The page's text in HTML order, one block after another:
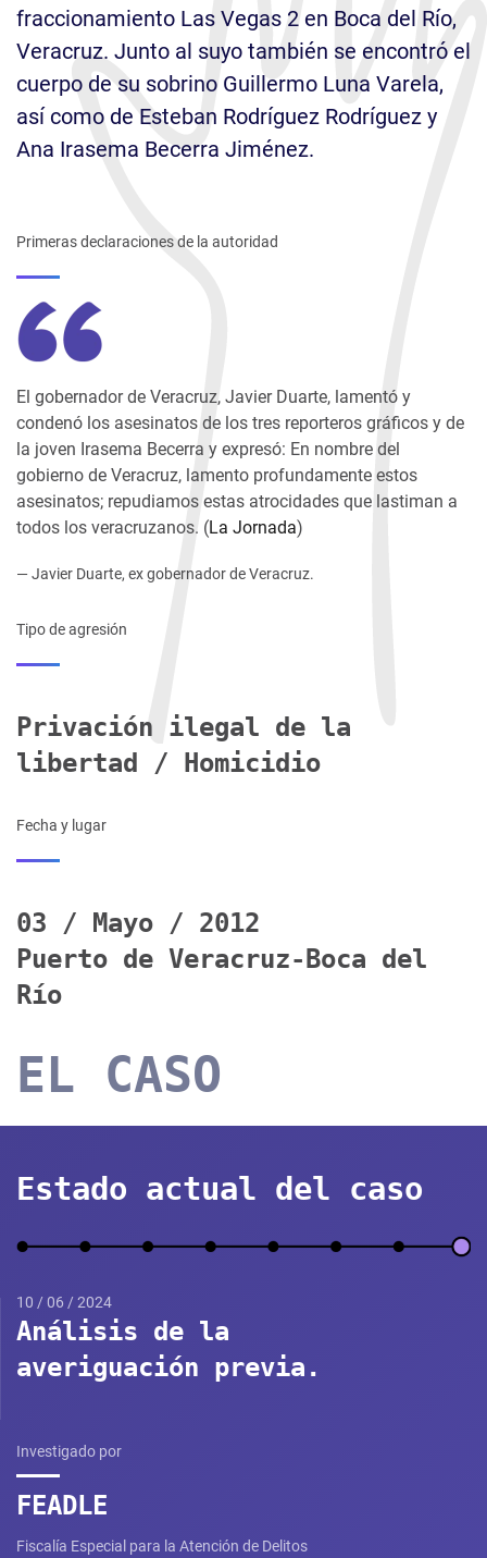
fraccionamiento Las Vegas 2 en Boca del Río,
Veracruz. Junto al suyo también se encontró el
cuerpo de su sobrino Guillermo Luna Varela,
así como de Esteban Rodríguez Rodríguez y
Ana Irasema Becerra Jiménez.
Primeras declaraciones de la autoridad
El gobernador de Veracruz, Javier Duarte, lamentó y
condenó los asesinatos de los tres reporteros gráficos y de
la joven Irasema Becerra y expresó: En nombre del
gobierno de Veracruz, lamento profundamente estos
asesinatos; repudiamos estas atrocidades que lastiman a
todos los veracruzanos. (La Jornada)
— Javier Duarte, ex gobernador de Veracruz.
Tipo de agresión
Privación ilegal de la
libertad / Homicidio
Fecha y lugar
03 / Mayo / 2012
Puerto de Veracruz-Boca del
Río
EL CASO
Estado actual del caso
10 / 06 / 2024
Análisis de la
averiguación previa.
Investigado por
FEADLE
Fiscalía Especial para la Atención de Delitos